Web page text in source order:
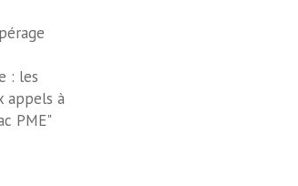
: les
appels à
PME"